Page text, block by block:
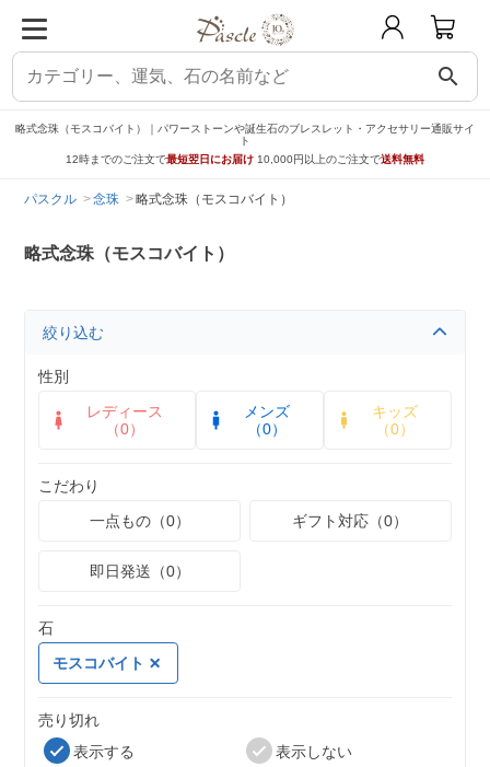
search
略式念珠（モスコバイト）｜パワーストーンや誕生石のブレスレット・アクセサリー通販サイ
ト
12時までのご注文で最短翌日にお届け 10,000円以上のご注文で送料無料
パスクル 念珠 略式念珠（モスコバイト）
略式念珠（モスコバイト）
絞り込む
性別
レディース
（0）
メンズ
（0）
キッズ
（0）
こだわり
一点もの（0）
ギフト対応（0）
即日発送（0）
石
モスコバイト
売り切れ
表示する
表示しない